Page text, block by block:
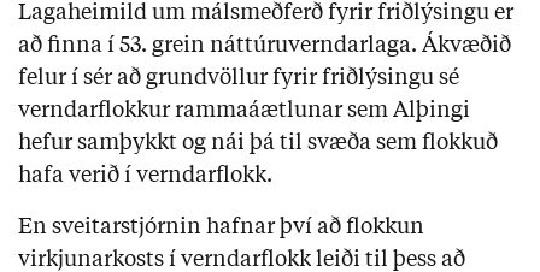
Lagaheimild um málsmeðferð fyrir friðlýsingu er
að finna í 53. grein náttúruverndarlaga. Ákvæðið
felur í sér að grundvöllur fyrir friðlýsingu sé
verndarflokkur rammaáætlunar sem Alþingi
hefur samþykkt og nái þá til svæða sem flokkuð
hafa verið í verndarflokk.
En sveitarstjórnin hafnar því að flokkun
virkjunarkosts í verndarflokk leiði til þess að